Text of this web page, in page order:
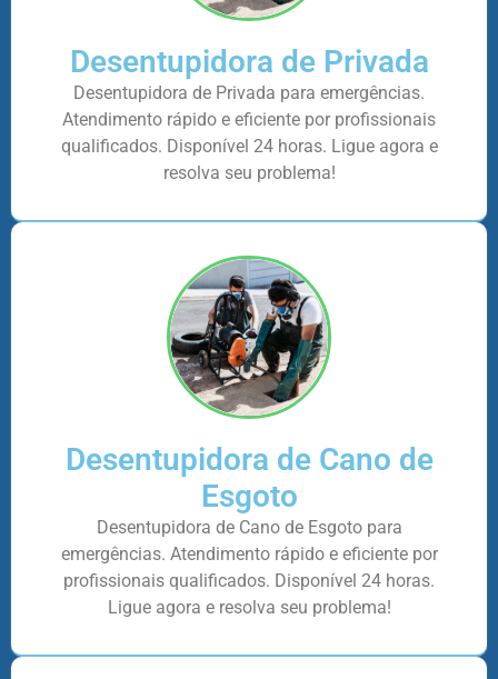
Desentupidora de Privada
Desentupidora de Privada para emergências.
Atendimento rápido e eficiente por profissionais
qualificados. Disponível 24 horas. Ligue agora e
resolva seu problema!
Desentupidora de Cano de
Esgoto
Desentupidora de Cano de Esgoto para
emergências. Atendimento rápido e eficiente por
profissionais qualificados. Disponível 24 horas.
Ligue agora e resolva seu problema!